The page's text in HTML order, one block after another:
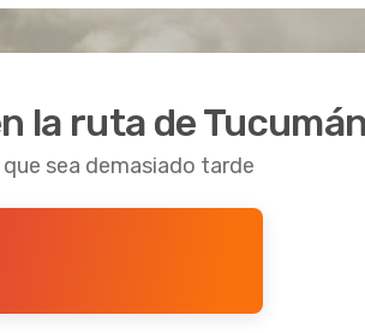
la ruta de
sea demasiado tarde